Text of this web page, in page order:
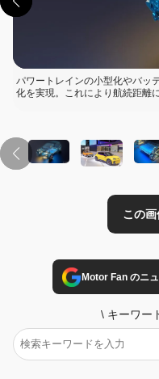
パワートレインの小型化やバッ
化を実現。これにより航続距離
この画像の
Motor Fan のニ
\ キーワー